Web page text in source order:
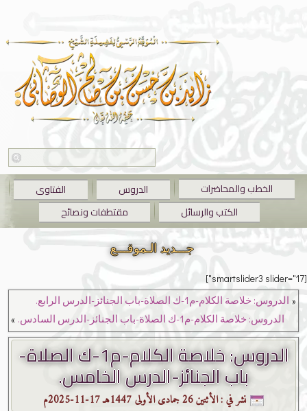
الخطب والمحاضرات الدروس
الفتاوى
الكتب والرسائل
مقتطفات ونصائح
جـــديد الـموقـــع
[smartslider3 slider="17"]
« الدروس: خلاصة الكلام-م1-ك الصلاة-باب الجنائز-الدرس الرابع.
الدروس: خلاصة الكلام-م1-ك الصلاة-باب الجنائز-الدرس السادس.
»
الدروس: خلاصة الكلام-م1-ك الصلاة-
باب الجنائز-الدرس الخامس.
نشر في :الأثنين 26 جمادى الأولى 1447هـ 17-11-2025م